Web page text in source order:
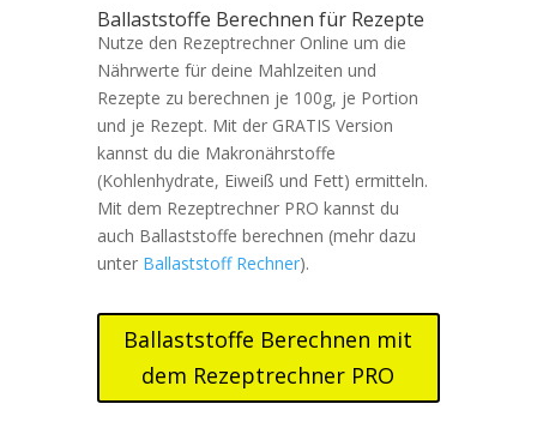
Ballaststoffe Berechnen für Rezepte
Nutze den Rezeptrechner Online um die
Nährwerte für deine Mahlzeiten und
Rezepte zu berechnen je 100g, je Portion
und je Rezept. Mit der GRATIS Version
kannst du die Makronährstoffe
(Kohlenhydrate, Eiweiß und Fett) ermitteln.
Mit dem Rezeptrechner PRO kannst du
auch Ballaststoffe berechnen (mehr dazu
unter Ballaststoff Rechner).
Ballaststoffe Berechnen mit
dem Rezeptrechner PRO